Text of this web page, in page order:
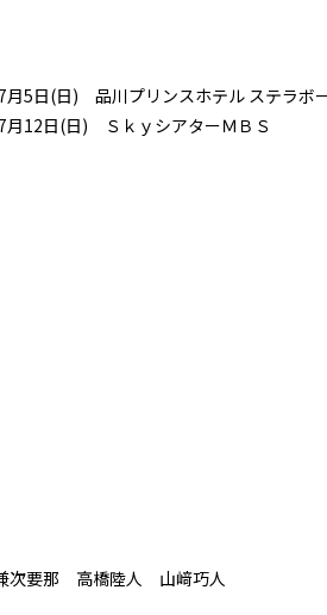
月5日(日) 品川プリンスホテル ステラボ
月12日(日) ＳｋｙシアターＭＢＳ
要那 高橋陸人 山﨑巧人